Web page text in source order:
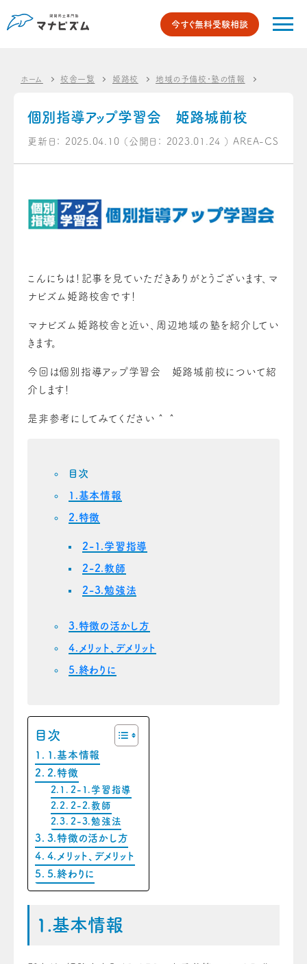
今すぐ無料受験相談
ホーム 校舎一覧 姫路校 地域の予備校・塾の情報
個別指導アップ学習会 姫路城前校
更新日： 2025.04.10 （公開日： 2023.01.24 ）AREA-CS
こんにちは！記事を見ていただきありがとうございます、マ
ナビズム姫路校舎です！
マナビズム姫路校舎と近い、周辺地域の塾を紹介してい
きます。
今回は個別指導アップ学習会 姫路城前校について紹
介します！
是非参考にしてみてください＾＾
目次
1.基本情報
2.特徴
2-1.学習指導
2-2.教師
2-3.勉強法
3.特徴の活かし方
4.メリット、デメリット
5.終わりに
目次
1.基本情報
2.特徴
2-1.学習指導
2-2.教師
2-3.勉強法
3.特徴の活かし方
4.メリット、デメリット
5.終わりに
1.基本情報